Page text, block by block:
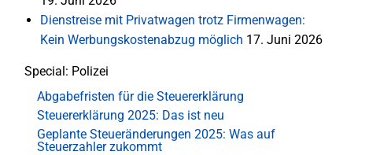
Dienstreise mit Privatwagen trotz Firmenwagen:
Kein Werbungskostenabzug möglich 17. Juni 2026
Special: Polizei
Abgabefristen für die Steuererklärung
Steuererklärung 2025: Das ist neu
Geplante Steueränderungen 2025: Was auf
Steuerzahler zukommt